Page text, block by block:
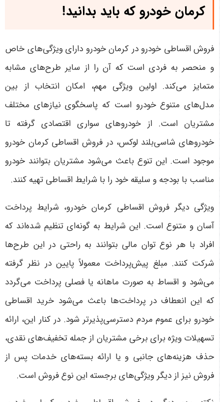
کرمان خودرو که باید بدانید!
فروش اقساطی خودرو در کرمان خودرو دارای ویژگی‌های خاص
و منحصر به فردی است که آن را از سایر طرح‌های مشابه
متمایز می‌کند. اولین ویژگی مهم، امکان انتخاب از بین
مدل‌های متنوع خودرو است که پاسخگوی نیازهای مختلف
مشتریان است. از خودروهای سواری اقتصادی گرفته تا
خودروهای شاسی‌بلند لوکس، در فروش اقساطی کرمان خودرو
موجود است. این تنوع باعث می‌شود مشتریان بتوانند خودرو
مناسب با بودجه و سلیقه خود را با شرایط اقساطی تهیه کنند.
ویژگی دیگر فروش اقساطی کرمان خودرو، شرایط پرداخت
آسان و متنوع است. این شرایط به گونه‌ای تنظیم شده‌اند که
افراد با هر نوع توان مالی بتوانند به راحتی در این طرح‌ها
شرکت کنند. مبلغ پیش‌پرداخت معمولاً پایین در نظر گرفته
می‌شود و اقساط به صورت ماهانه یا فصلی پرداخت می‌گردد
که این انعطاف در پرداخت‌ها باعث می‌شود خرید اقساطی
خودرو برای عموم مردم دسترسی‌پذیرتر شود. در کنار این، ارائه
تسهیلات ویژه برای برخی مشتریان از جمله تخفیف‌های نقدی،
حذف هزینه‌های جانبی و یا ارائه بسته‌های خدمات پس از
فروش نیز از دیگر ویژگی‌های برجسته این نوع فروش است.